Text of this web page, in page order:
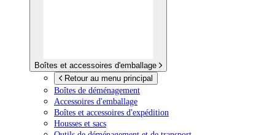
Boîtes et accessoires d'emballage
Retour au menu principal
Boîtes de déménagement
Accessoires d'emballage
Boîtes et accessoires d'expédition
Housses et sacs